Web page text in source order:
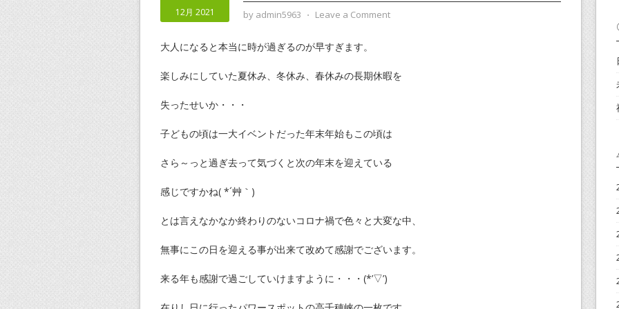
12月 2021 by admin5963 ⋅ Leave a Comment
大人になると本当に時が過ぎるのが早すぎます。
楽しみにしていた夏休み、冬休み、春休みの長期休暇を
失ったせいか・・・
子どもの頃は一大イベントだった年末年始もこの頃は
さら～っと過ぎ去って気づくと次の年末を迎えている
感じですかね( *´艸｀)
とは言えなかなか終わりのないコロナ禍で色々と大変な中、
無事にこの日を迎える事が出来て改めて感謝でございます。
来る年も感謝で過ごしていけますように・・・(*’▽’)